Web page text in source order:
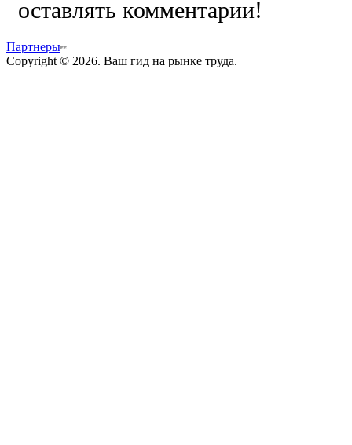
оставлять комментарии!
Партнеры
Copyright © 2026. Ваш гид на рынке труда.